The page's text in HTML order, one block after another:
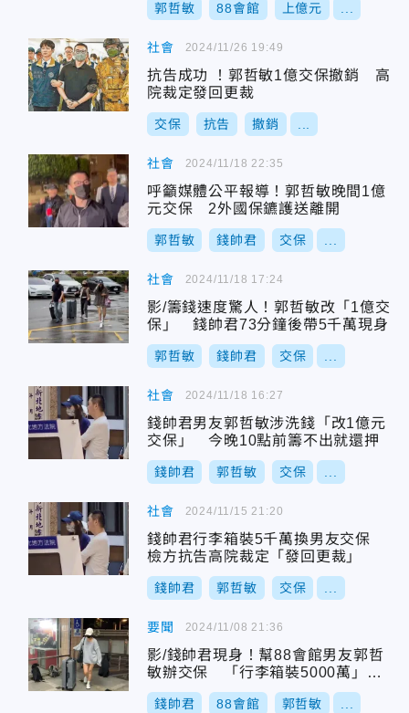
郭哲敏 88會館 上億元
社會
抗告成功 ！郭哲敏1億交保撤銷 高
院裁定發回更裁
交保 抗告 撤銷
2024/11/26 19:49
社會
呼籲媒體公平報導！郭哲敏晚間1億
元交保 2外國保鑣護送離開
郭哲敏 錢帥君 交保
2024/11/18 22:35
社會
影/籌錢速度驚人！郭哲敏改「1億交
保」 錢帥君73分鐘後帶5千萬現身
郭哲敏 錢帥君 交保
2024/11/18 17:24
社會
錢帥君男友郭哲敏涉洗錢「改1億元
交保」 今晚10點前籌不出就還押
錢帥君 郭哲敏 交保
2024/11/18 16:27
社會
錢帥君行李箱裝5千萬換男友交保
檢方抗告高院裁定「發回更裁」
錢帥君 郭哲敏 交保
2024/11/15 21:20
要聞
影/錢帥君現身！幫88會館男友郭哲
敏辦交保 「行李箱裝5000萬」霸
氣交新北地院
錢帥君 88會館 郭哲敏
2024/11/08 21:36